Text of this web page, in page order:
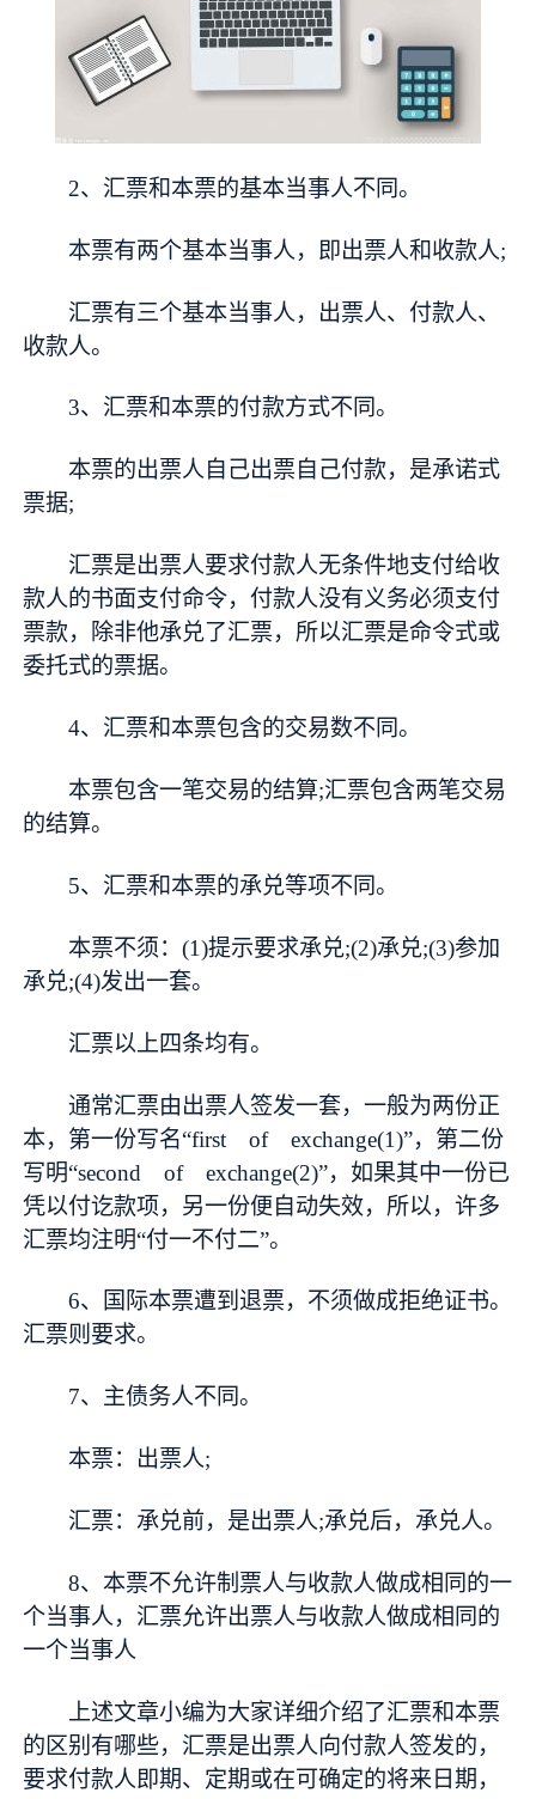
2、汇票和本票的基本当事人不同。
本票有两个基本当事人，即出票人和收款人;
汇票有三个基本当事人，出票人、付款人、
收款人。
3、汇票和本票的付款方式不同。
本票的出票人自己出票自己付款，是承诺式
票据;
汇票是出票人要求付款人无条件地支付给收
款人的书面支付命令，付款人没有义务必须支付
票款，除非他承兑了汇票，所以汇票是命令式或
委托式的票据。
4、汇票和本票包含的交易数不同。
本票包含一笔交易的结算;汇票包含两笔交易
的结算。
5、汇票和本票的承兑等项不同。
本票不须：(1)提示要求承兑;(2)承兑;(3)参加
承兑;(4)发出一套。
汇票以上四条均有。
通常汇票由出票人签发一套，一般为两份正
本，第一份写名“first of exchange(1)”，第二份
写明“second of exchange(2)”，如果其中一份已
凭以付讫款项，另一份便自动失效，所以，许多
汇票均注明“付一不付二”。
6、国际本票遭到退票，不须做成拒绝证书。
汇票则要求。
7、主债务人不同。
本票：出票人;
汇票：承兑前，是出票人;承兑后，承兑人。
8、本票不允许制票人与收款人做成相同的一
个当事人，汇票允许出票人与收款人做成相同的
一个当事人
上述文章小编为大家详细介绍了汇票和本票
的区别有哪些，汇票是出票人向付款人签发的，
要求付款人即期、定期或在可确定的将来日期，